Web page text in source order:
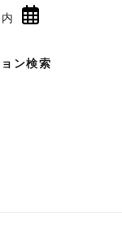
ン検索